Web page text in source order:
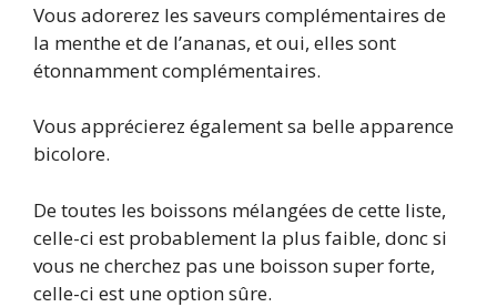
Vous adorerez les saveurs complémentaires de
la menthe et de l’ananas, et oui, elles sont
étonnamment complémentaires.
Vous apprécierez également sa belle apparence
bicolore.
De toutes les boissons mélangées de cette liste,
celle-ci est probablement la plus faible, donc si
vous ne cherchez pas une boisson super forte,
celle-ci est une option sûre.